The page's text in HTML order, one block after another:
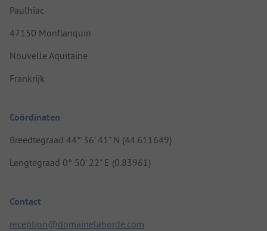
Paulhiac
47150 Monflanquin
Nouvelle Aquitaine
Frankrijk
Coördinaten
Breedtegraad 44° 36' 41" N (44.611649)
Lengtegraad 0° 50' 22" E (0.83961)
Contact
reception@domainelaborde.com